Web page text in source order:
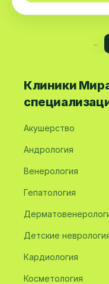
←
Клиники
Акушерство
Андрология
Венерология
Гепатология
Детские
Кардиология
Косметология